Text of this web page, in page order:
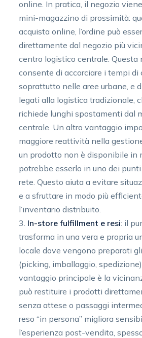
online. In pratica, il negozio
mini-magazzino di prossimità:
acquista online, l’ordine può
direttamente dal negozio più
centro logistico centrale. Questa
consente di accorciare i tempi di
soprattutto nelle aree urbane, e
legati alla logistica tradizionale,
richiede lunghi spostamenti dal
centrale. Un altro vantaggio
maggiore reattività nella
un prodotto non è disponibile in
potrebbe esserlo in uno dei
rete. Questo aiuta a evitare
e a sfruttare in modo più
l’inventario distribuito.
In-store fulfillment e resi: il
trasforma in una vera e propria
locale dove vengono preparati
(picking, imballaggio,
vantaggio principale è la
può restituire i prodotti
senza attese o passaggi
reso “in persona” migliora
l’esperienza post-vendita,